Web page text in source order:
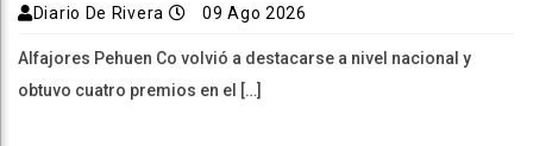
Diario De Rivera 09 Ago 2026
Alfajores Pehuen Co volvió a destacarse a nivel nacional y
obtuvo cuatro premios en el […]